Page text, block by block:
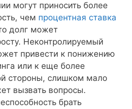
могут приносить более
чем процентная ставка
долг может
Неконтролируемый
привести к понижению
или к еще более
стороны, слишком мало
вызвать вопросы.
брать